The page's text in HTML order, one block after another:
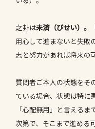
之卦は未済（びせい）。
用心して進まないと失敗
志と努力があれば将来の
質問者ご本人の状態をそ
ている場合、状態は特に
「心配無用」と言える
次第で、そこまで進める